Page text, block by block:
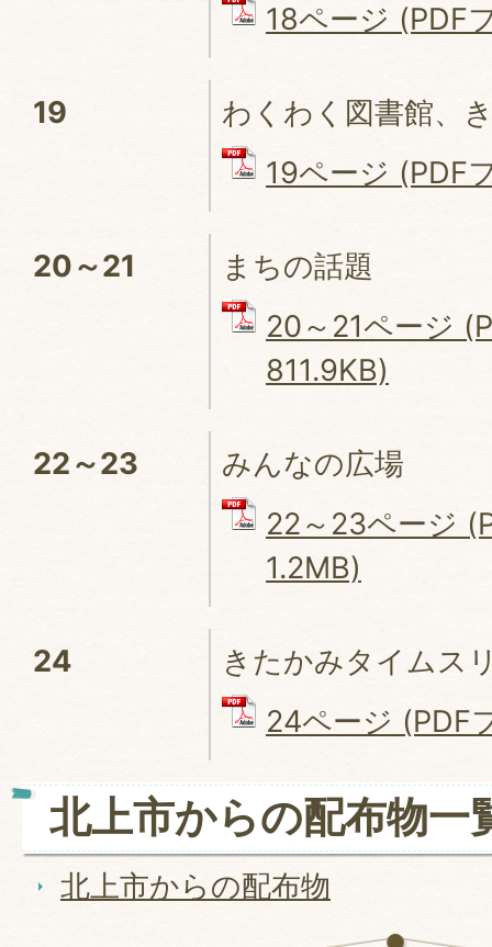
18ページ (PDF
19
わくわく図書館、
19ページ (PDF
20～21
まちの話題
20～21ページ
811.9KB)
22～23
みんなの広場
22～23ページ
1.2MB)
24
きたかみタイムス
24ページ (PDF
北上市からの配布物一
北上市からの配布物